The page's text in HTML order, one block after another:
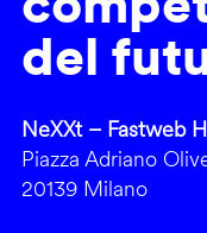
del
NeXXt – Fastweb
Piazza Adriano
20139 Milano